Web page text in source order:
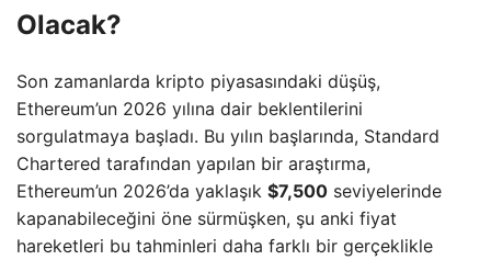
Olacak?
Son zamanlarda kripto piyasasındaki düşüş,
Ethereum’un 2026 yılına dair beklentilerini
sorgulatmaya başladı. Bu yılın başlarında, Standard
Chartered tarafından yapılan bir araştırma,
Ethereum’un 2026’da yaklaşık $7,500 seviyelerinde
kapanabileceğini öne sürmüşken, şu anki fiyat
hareketleri bu tahminleri daha farklı bir gerçeklikle